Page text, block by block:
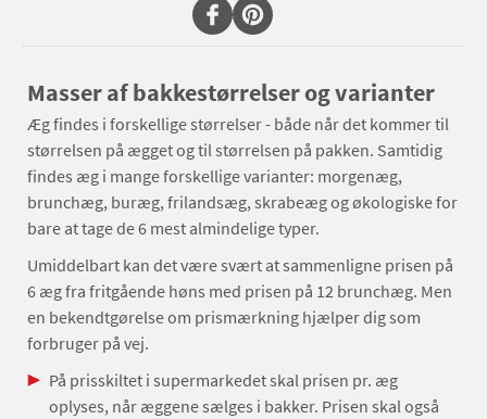
Masser af bakkestørrelser og varianter
Æg findes i forskellige størrelser - både når det kommer til
størrelsen på ægget og til størrelsen på pakken. Samtidig
findes æg i mange forskellige varianter: morgenæg,
brunchæg, buræg, frilandsæg, skrabeæg og økologiske for
bare at tage de 6 mest almindelige typer.
Umiddelbart kan det være svært at sammenligne prisen på
6 æg fra fritgående høns med prisen på 12 brunchæg. Men
en bekendtgørelse om prismærkning hjælper dig som
forbruger på vej.
På prisskiltet i supermarkedet skal prisen pr. æg
oplyses, når æggene sælges i bakker. Prisen skal også